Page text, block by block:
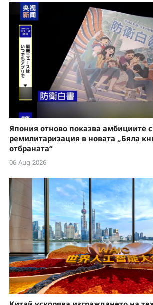
Япония отново показва амбициите
ремилитаризация в новата „Бяла
отбраната“
06-Aug-2026